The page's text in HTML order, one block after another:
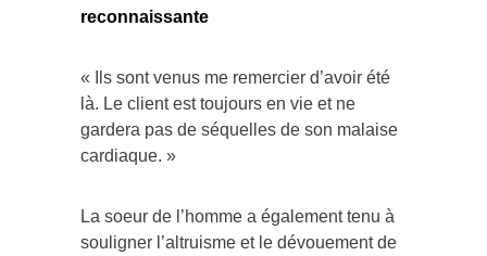
reconnaissante
« Ils sont venus me remercier d’avoir été
là. Le client est toujours en vie et ne
gardera pas de séquelles de son malaise
cardiaque. »
La soeur de l’homme a également tenu à
souligner l’altruisme et le dévouement de